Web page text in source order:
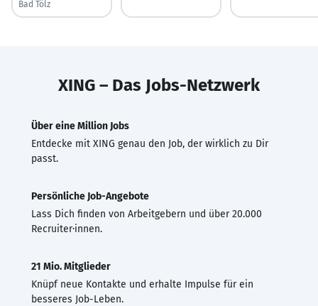
Bad Tölz
XING – Das Jobs-Netzwerk
Über eine Million Jobs
Entdecke mit XING genau den Job, der wirklich zu Dir
passt.
Persönliche Job-Angebote
Lass Dich finden von Arbeitgebern und über 20.000
Recruiter·innen.
21 Mio. Mitglieder
Knüpf neue Kontakte und erhalte Impulse für ein
besseres Job-Leben.